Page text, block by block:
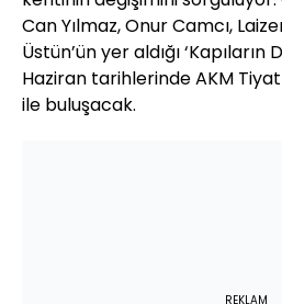
Can Yılmaz, Onur Camcı,
Üstün’ün yer aldığı ‘Kapıların
Haziran tarihlerinde AKM
ile buluşacak.
REKLAM